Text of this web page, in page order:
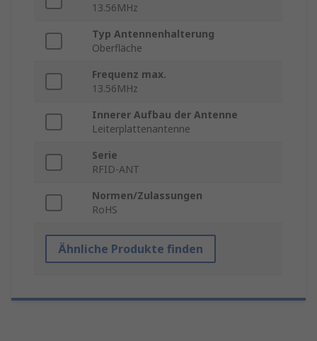
13.56MHz
Typ Antennenhalterung
Oberfläche
Frequenz max.
13.56MHz
Innerer Aufbau der Antenne
Leiterplattenantenne
Serie
RFID-ANT
Normen/Zulassungen
RoHS
Ähnliche Produkte finden